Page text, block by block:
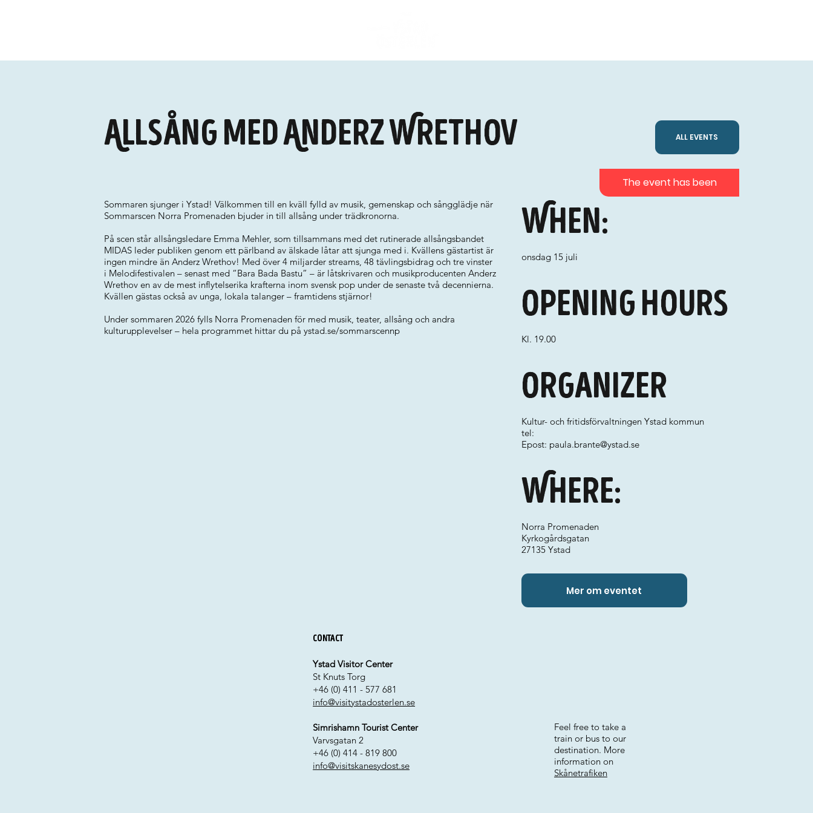
Allsång med Anderz Wrethov ALL EVENTS
Sommaren sjunger i Ystad! Välkommen till en kväll fylld av musik, gemenskap och sångglädje när
Sommarscen Norra Promenaden bjuder in till allsång under trädkronorna.
På scen står allsångsledare Emma Mehler, som tillsammans med det rutinerade allsångsbandet
MIDAS leder publiken genom ett pärlband av älskade låtar att sjunga med i. Kvällens gästartist är
ingen mindre än Anderz Wrethov! Med över 4 miljarder streams, 48 tävlingsbidrag och tre vinster
i Melodifestivalen – senast med “Bara Bada Bastu” – är låtskrivaren och musikproducenten Anderz
Wrethov en av de mest inflytelserika krafterna inom svensk pop under de senaste två decennierna.
Kvällen gästas också av unga, lokala talanger – framtidens stjärnor!
Under sommaren 2026 fylls Norra Promenaden för med musik, teater, allsång och andra
kulturupplevelser – hela programmet hittar du på ystad.se/sommarscennp
When:
onsdag 15 juli
Where:
Organizer
Kultur- och fritidsförvaltningen Ystad kommun
tel:
Epost: paula.brante@ystad.se
Norra Promenaden
Kyrkogårdsgatan
27135 Ystad
Opening hours
Kl. 19.00
Mer om eventet
The event has been
Contact
Ystad Visitor Center
St Knuts Torg
+46 (0) 411 - 577 681
info@visitystadosterlen.se
Simrishamn Tourist Center
Varvsgatan 2
+46 (0) 414 - 819 800
info@visitskanesydost.se
Feel free to take a
train or bus to our
destination. More
information on
Skånetrafiken